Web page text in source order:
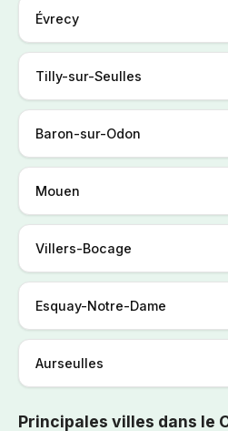
Évrecy
Tilly-sur-Seulles
Baron-sur-Odon
Mouen
Villers-Bocage
Esquay-Notre-Dame
Aurseulles
Principales villes dans le